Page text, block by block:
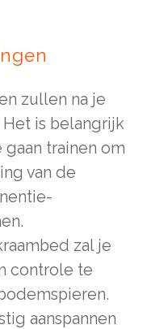
zullen na je
is belangrijk
trainen om
van de
zal je
controle te
aanspannen